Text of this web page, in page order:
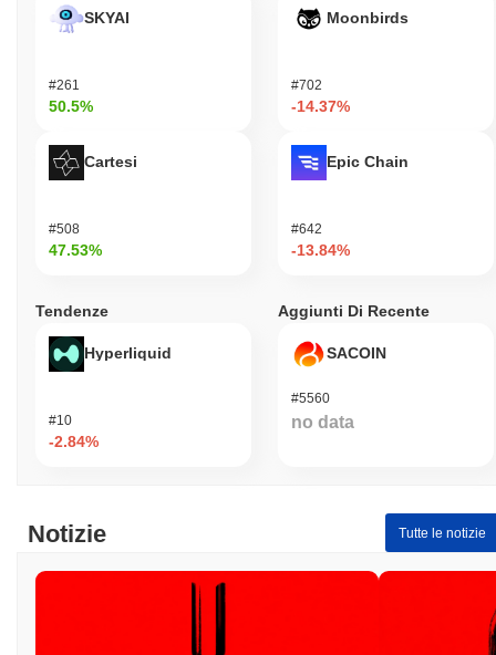
SKYAI
#261
50.5%
Cartesi
#508
47.53%
Moonbirds
#702
-14.37%
Epic Chain
#642
-13.84%
Tendenze
Hyperliquid
#10
-2.84%
Aggiunti Di Recente
SACOIN
#5560
no data
Notizie Tutte le notizie